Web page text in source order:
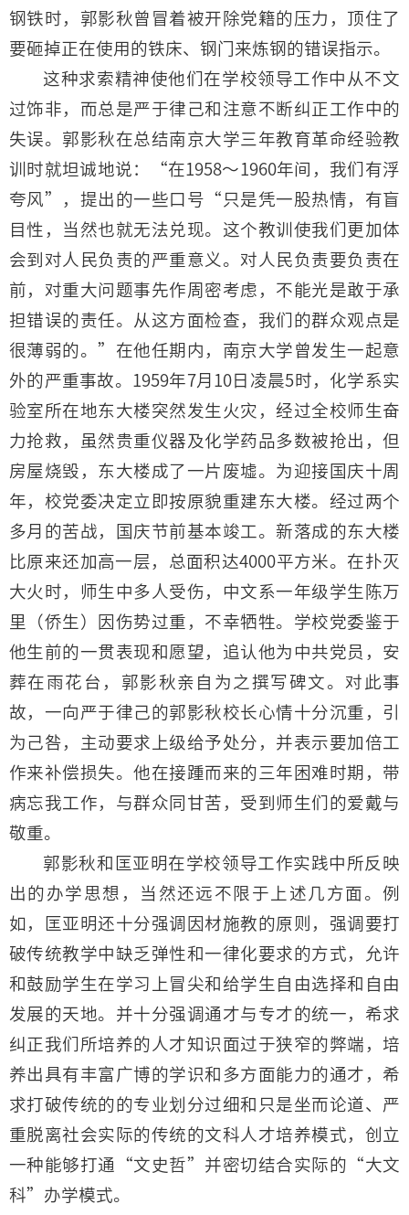
钢铁时，郭影秋曾冒着被开除党籍的压力，顶住了
要砸掉正在使用的铁床、钢门来炼钢的错误指示。
这种求索精神使他们在学校领导工作中从不文
过饰非，而总是严于律己和注意不断纠正工作中的
失误。郭影秋在总结南京大学三年教育革命经验教
训时就坦诚地说：“在1958～1960年间，我们有浮
夸风”，提出的一些口号“只是凭一股热情，有盲
目性，当然也就无法兑现。这个教训使我们更加体
会到对人民负责的严重意义。对人民负责要负责在
前，对重大问题事先作周密考虑，不能光是敢于承
担错误的责任。从这方面检查，我们的群众观点是
很薄弱的。”在他任期内，南京大学曾发生一起意
外的严重事故。1959年7月10日凌晨5时，化学系实
验室所在地东大楼突然发生火灾，经过全校师生奋
力抢救，虽然贵重仪器及化学药品多数被抢出，但
房屋烧毁，东大楼成了一片废墟。为迎接国庆十周
年，校党委决定立即按原貌重建东大楼。经过两个
多月的苦战，国庆节前基本竣工。新落成的东大楼
比原来还加高一层，总面积达4000平方米。在扑灭
大火时，师生中多人受伤，中文系一年级学生陈万
里（侨生）因伤势过重，不幸牺牲。学校党委鉴于
他生前的一贯表现和愿望，追认他为中共党员，安
葬在雨花台，郭影秋亲自为之撰写碑文。对此事
故，一向严于律己的郭影秋校长心情十分沉重，引
为己咎，主动要求上级给予处分，并表示要加倍工
作来补偿损失。他在接踵而来的三年困难时期，带
病忘我工作，与群众同甘苦，受到师生们的爱戴与
敬重。
郭影秋和匡亚明在学校领导工作实践中所反映
出的办学思想，当然还远不限于上述几方面。例
如，匡亚明还十分强调因材施教的原则，强调要打
破传统教学中缺乏弹性和一律化要求的方式，允许
和鼓励学生在学习上冒尖和给学生自由选择和自由
发展的天地。并十分强调通才与专才的统一，希求
纠正我们所培养的人才知识面过于狭窄的弊端，培
养出具有丰富广博的学识和多方面能力的通才，希
求打破传统的的专业划分过细和只是坐而论道、严
重脱离社会实际的传统的文科人才培养模式，创立
一种能够打通“文史哲”并密切结合实际的“大文
科”办学模式。